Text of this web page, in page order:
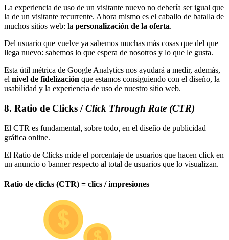
La experiencia de uso de un visitante nuevo no debería ser igual que
la de un visitante recurrente. Ahora mismo es el caballo de batalla de
muchos sitios web: la personalización de la oferta.
Del usuario que vuelve ya sabemos muchas más cosas que del que
llega nuevo: sabemos lo que espera de nosotros y lo que le gusta.
Esta útil métrica de Google Analytics nos ayudará a medir, además,
el nivel de fidelización que estamos consiguiendo con el diseño, la
usabilidad y la experiencia de uso de nuestro sitio web.
8. Ratio de Clicks /Click Through Rate (CTR)
El CTR es fundamental, sobre todo, en el diseño de publicidad
gráfica online.
El Ratio de Clicks mide el porcentaje de usuarios que hacen click en
un anuncio o banner respecto al total de usuarios que lo visualizan.
Ratio de clicks (CTR) = clics / impresiones